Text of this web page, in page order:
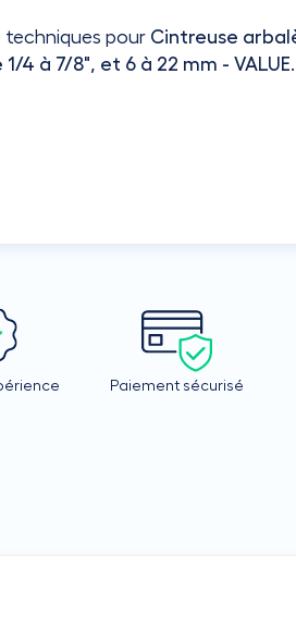
pour Cintreuse
à 7/8", et 6 à 22 mm - VALUE.
Paiement sécurisé